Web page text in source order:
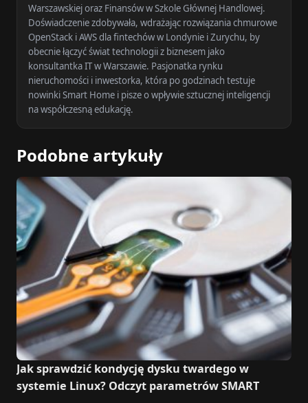
Warszawskiej oraz Finansów w Szkole Głównej Handlowej.
Doświadczenie zdobywała, wdrażając rozwiązania chmurowe
OpenStack i AWS dla fintechów w Londynie i Zurychu, by
obecnie łączyć świat technologii z biznesem jako
konsultantka IT w Warszawie. Pasjonatka rynku
nieruchomości i inwestorka, która po godzinach testuje
nowinki Smart Home i pisze o wpływie sztucznej inteligencji
na współczesną edukację.
Podobne artykuły
Jak sprawdzić kondycję dysku twardego w
systemie Linux? Odczyt parametrów SMART